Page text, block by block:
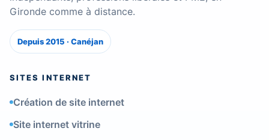
Gironde comme à distance.
Depuis 2015 · Canéjan
SITES INTERNET
Création de site internet
Site internet vitrine